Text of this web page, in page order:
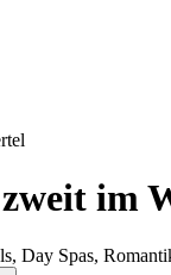
im
Day Spas,